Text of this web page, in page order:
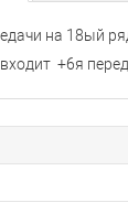
на 18ый
+6я